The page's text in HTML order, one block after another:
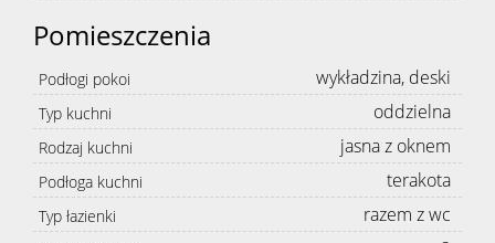
Pomieszczenia
Podłogi pokoi wykładzina, deski
Typ kuchni oddzielna
Rodzaj kuchni jasna z oknem
Podłoga kuchni terakota
Typ łazienki razem z wc